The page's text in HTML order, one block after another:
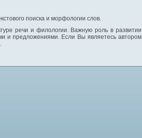
поиска и морфологии слов.
речи и филологии. Важную роль в развитии
и предложениями. Если Вы являетесь автором
.